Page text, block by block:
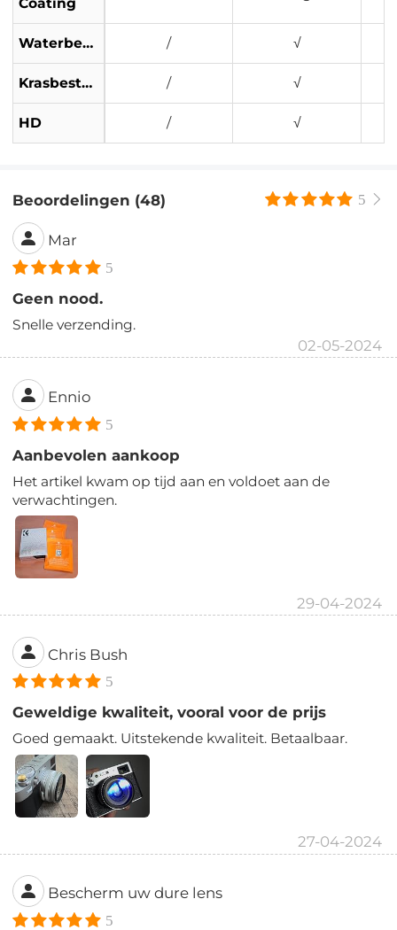
Waterbestendig / √
Krasbestendig / √
HD / √
Beoordelingen (48) 5
Mar
5
Geen nood.
Snelle verzending.
02-05-2024
Ennio
5
Aanbevolen aankoop
Het artikel kwam op tijd aan en voldoet aan de
verwachtingen.
29-04-2024
Chris Bush
5
Geweldige kwaliteit, vooral voor de prijs
Goed gemaakt. Uitstekende kwaliteit. Betaalbaar.
27-04-2024
Bescherm uw dure lens
5